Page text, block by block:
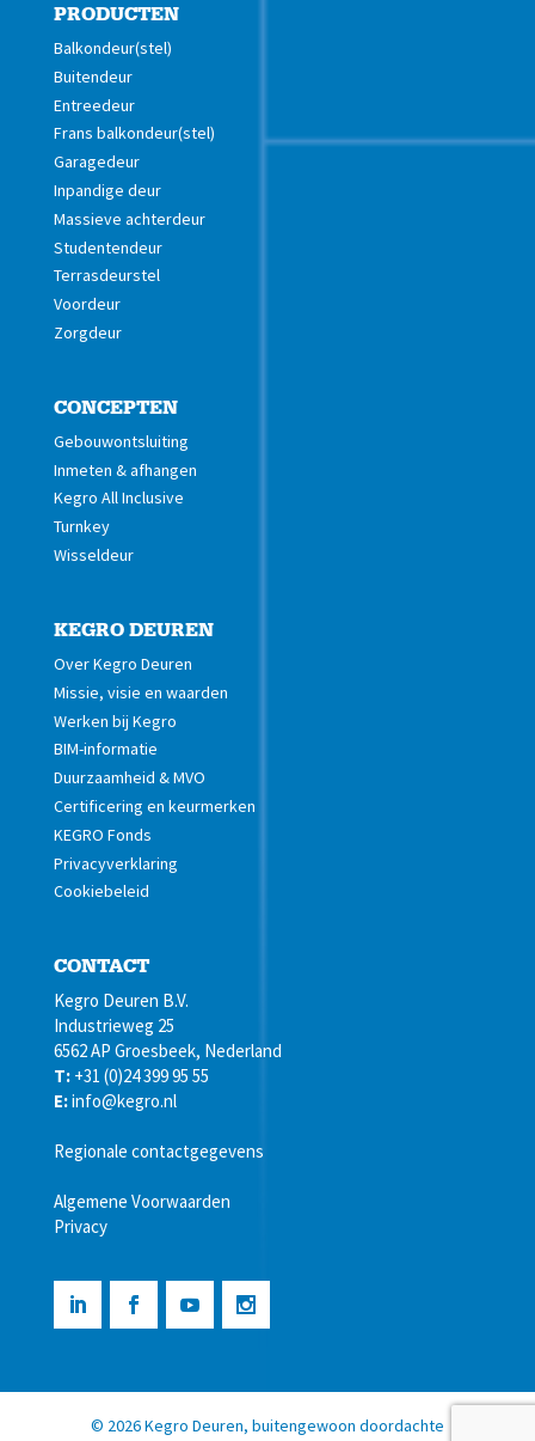
PRODUCTEN
Balkondeur(stel)
Buitendeur
Entreedeur
Frans balkondeur(stel)
Garagedeur
Inpandige deur
Massieve achterdeur
Studentendeur
Terrasdeurstel
Voordeur
Zorgdeur
CONCEPTEN
Gebouwontsluiting
Inmeten & afhangen
Kegro All Inclusive
Turnkey
Wisseldeur
KEGRO DEUREN
Over Kegro Deuren
Missie, visie en waarden
Werken bij Kegro
BIM-informatie
Duurzaamheid & MVO
Certificering en keurmerken
KEGRO Fonds
Privacyverklaring
Cookiebeleid
CONTACT
Kegro Deuren B.V.
Industrieweg 25
6562 AP Groesbeek, Nederland
T: +31 (0)24 399 95 55
E:info@kegro.nl
Regionale contactgegevens
Algemene Voorwaarden
Privacy
© 2026Kegro Deuren, buitengewoon doordachte